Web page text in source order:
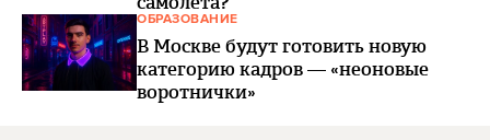
ОБРАЗОВАНИЕ
В Москве будут готовить новую
категорию кадров — «неоновые
воротнички»